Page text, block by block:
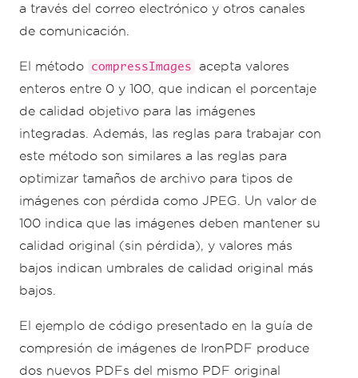
a través del correo electrónico y otros canales
de comunicación.
El método compressImages
acepta valores
enteros entre 0 y 100, que indican el porcentaje
de calidad objetivo para las imágenes
integradas. Además, las reglas para trabajar con
este método son similares a las reglas para
optimizar tamaños de archivo para tipos de
imágenes con pérdida como JPEG. Un valor de
100 indica que las imágenes deben mantener su
calidad original (sin pérdida), y valores más
bajos indican umbrales de calidad original más
bajos.
El ejemplo de código presentado en la guía de
compresión de imágenes de IronPDF produce
dos nuevos PDFs del mismo PDF original